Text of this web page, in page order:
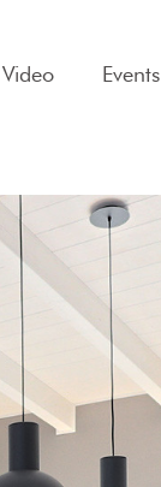
Video Events